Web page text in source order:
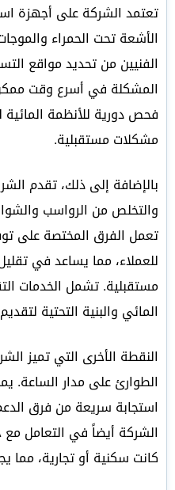
تعتمد الشركة على أجهزة
الأشعة تحت الحمراء
الفنيين من تحديد مواقع
المشكلة في أسرع وقت
فحص دورية للأنظمة
مشكلات مستقبلية.
بالإضافة إلى ذلك، تقدم
والتخلص من الرواسب
تعمل الفرق المختصة على
للعملاء، مما يساعد في
مستقبلية. تشمل الخدمات
المائي والبنية التحتية
النقطة الأخرى التي تميز
الطوارئ على مدار الساعة.
استجابة سريعة من فرق
الشركة أيضاً في التعامل مع
كانت سكنية أو تجارية، مما